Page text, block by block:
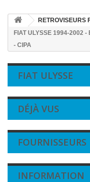
RETROVISEURS
FIAT ULYSSE 1994-2002
- CIPA
FIAT ULYSSE
DÉJÀ VUS
FOURNISSEURS
INFORMATION